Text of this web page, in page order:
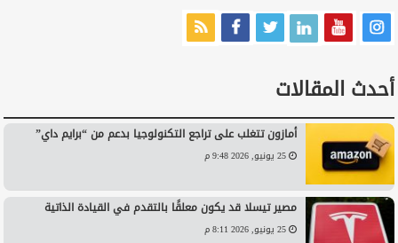
أحدث المقالات
أمازون تتغلب على تراجع التكنولوجيا بدعم من “برايم داي”
25 يونيو, 2026 9:48 م
مصير تيسلا قد يكون معلقًا بالتقدم في القيادة الذاتية
25 يونيو, 2026 8:11 م